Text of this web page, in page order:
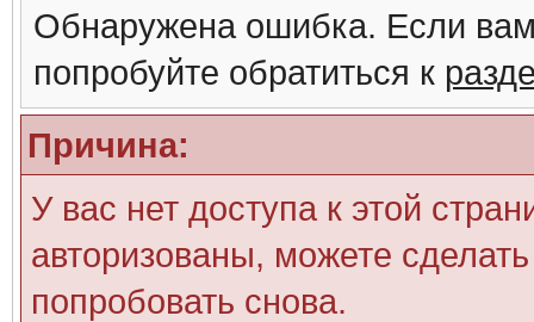
Обнаружена ошибка. Если
попробуйте обратиться к
Причина:
У вас нет доступа к этой
авторизованы, можете
попробовать снова.